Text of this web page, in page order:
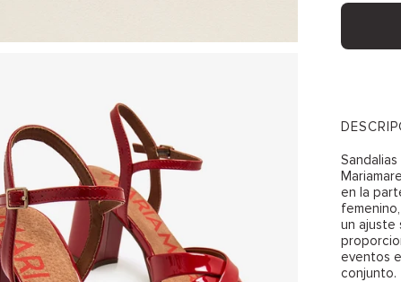
en la
un ajuste
eventos
conjunto.